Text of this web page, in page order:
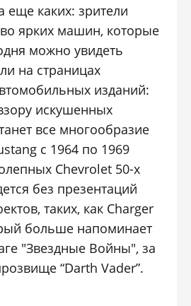
еще каких: зрители
ярких машин, которые
можно увидеть
на страницах
изданий:
искушенных
все многообразие
с 1964 по 1969
Chevrolet 50-х
без презентаций
таких, как Charger
больше напоминает
"Звездные Войны", за
“Darth Vader”.